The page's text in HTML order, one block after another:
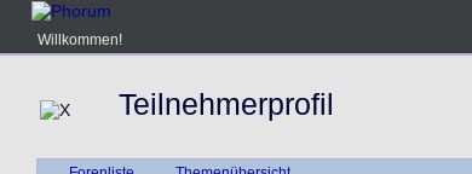
Willkommen!
Teilnehmerprofil